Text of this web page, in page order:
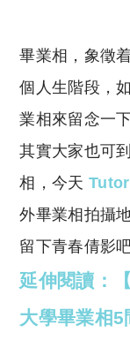
畢業相，象徵
個人生階段，
業相來留念一
其實大家也可
相，今天
外畢業相拍攝
留下青春倩影吧
延伸閱讀：
大學畢業相5